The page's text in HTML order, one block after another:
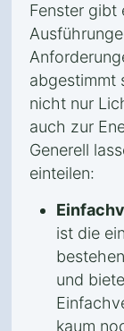
Fenster gibt
abgestimmt
nicht nur
auch zur
Generell
einteilen:
ist die
und
kaum